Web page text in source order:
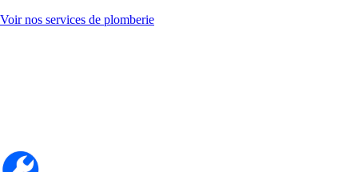
Voir nos services de plomberie